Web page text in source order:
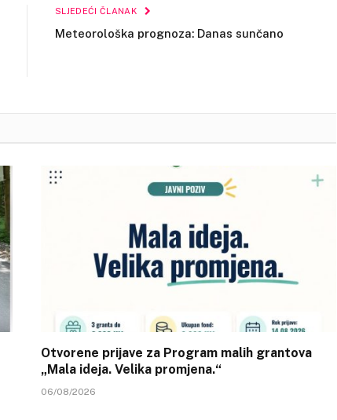
SLJEDEĆI ČLANAK
Meteorološka prognoza: Danas sunčano
Otvorene prijave za Program malih grantova
„Mala ideja. Velika promjena.“
06/08/2026